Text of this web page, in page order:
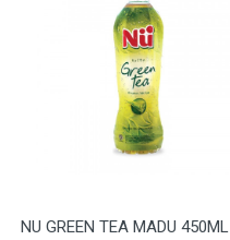
NU GREEN TEA MADU 450ML